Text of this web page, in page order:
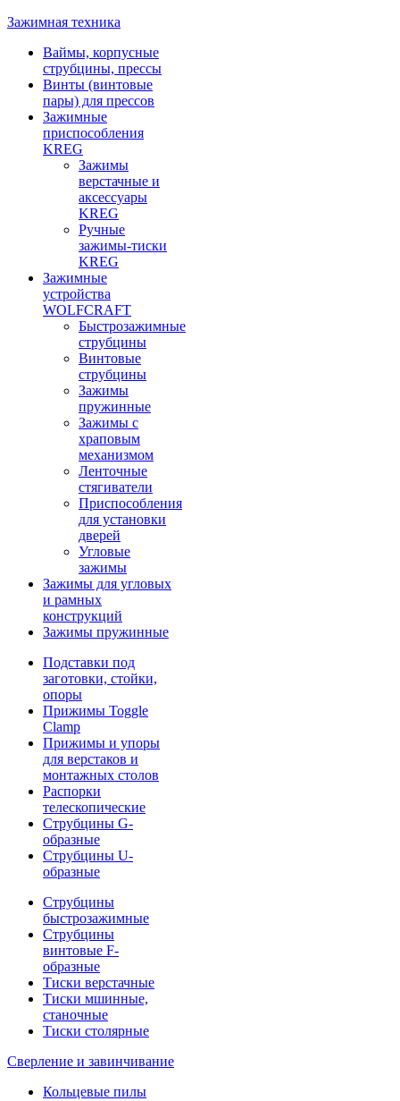
Зажимная техника
Ваймы, корпусные
струбцины, прессы
Винты (винтовые
пары) для прессов
Зажимные
приспособления
KREG
Зажимы
верстачные и
аксессуары
KREG
Ручные
зажимы-тиски
KREG
Зажимные
устройства
WOLFCRAFT
Быстрозажимные
струбцины
Винтовые
струбцины
Зажимы
пружинные
Зажимы с
храповым
механизмом
Ленточные
стягиватели
Приспособления
для установки
дверей
Угловые
зажимы
Зажимы для угловых
и рамных
конструкций
Зажимы пружинные
Подставки под
заготовки, стойки,
опоры
Прижимы Toggle
Clamp
Прижимы и упоры
для верстаков и
монтажных столов
Распорки
телескопические
Струбцины G-
образные
Струбцины U-
образные
Струбцины
быстрозажимные
Струбцины
винтовые F-
образные
Тиски верстачные
Тиски мшинные,
станочные
Тиски столярные
Сверление и завинчивание
Кольцевые пилы